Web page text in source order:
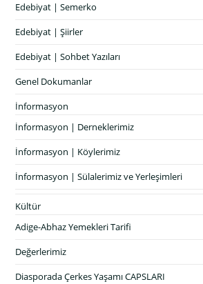
Edebiyat | Semerko
Edebiyat | Şiirler
Edebiyat | Sohbet Yazıları
Genel Dokumanlar
İnformasyon
İnformasyon | Derneklerimiz
İnformasyon | Köylerimiz
İnformasyon | Sülalerimiz ve Yerleşimleri
Kültür
Adige-Abhaz Yemekleri Tarifi
Değerlerimiz
Diasporada Çerkes Yaşamı CAPSLARI